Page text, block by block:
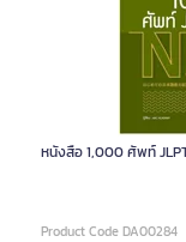
หนังสือ 1,000 ศัพท์
Product Code DA00284